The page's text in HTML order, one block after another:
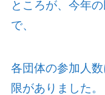
ところが、今年
で、
各団体の参加人
限がありました。